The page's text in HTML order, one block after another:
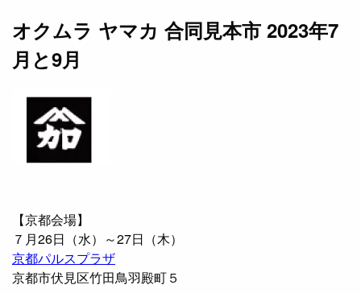
オクムラ ヤマカ 合同見本市 2023年7
月と9月
【京都会場】
７月26日（水）～27日（木）
京都パルスプラザ
京都市伏見区竹田鳥羽殿町５